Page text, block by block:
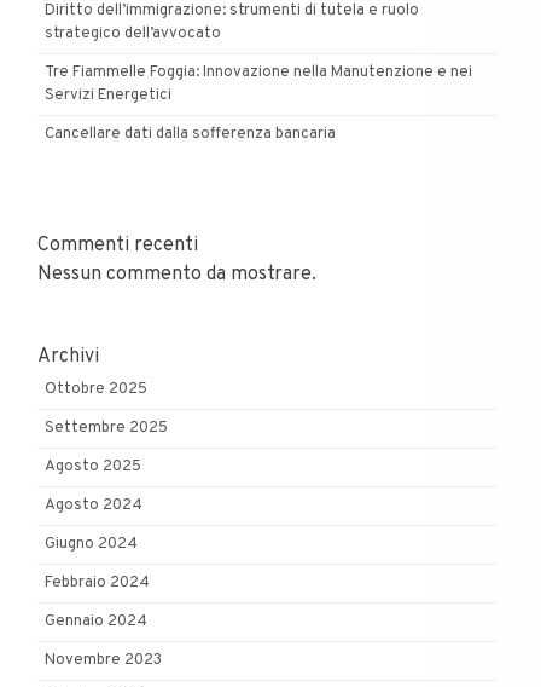
Diritto dell’immigrazione: strumenti di tutela e ruolo
strategico dell’avvocato
Tre Fiammelle Foggia: Innovazione nella Manutenzione e nei
Servizi Energetici
Cancellare dati dalla sofferenza bancaria
Commenti recenti
Nessun commento da mostrare.
Archivi
Ottobre 2025
Settembre 2025
Agosto 2025
Agosto 2024
Giugno 2024
Febbraio 2024
Gennaio 2024
Novembre 2023